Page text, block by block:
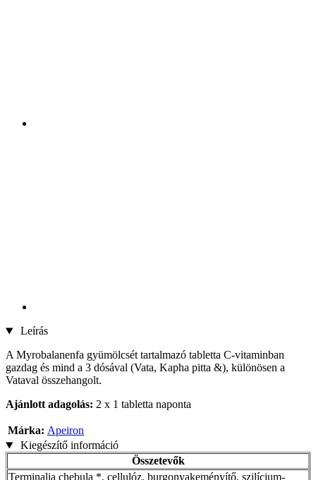
Leírás
A Myrobalanenfa gyümölcsét tartalmazó tabletta C-vitaminban
gazdag és mind a 3 dósával (Vata, Kapha pitta &), különösen a
Vataval összehangolt.
Ajánlott adagolás: 2 x 1 tabletta naponta
Márka: Apeiron
Kiegészítő információ
Összetevők
Terminalia chebula *, cellulóz, burgonyakeményítő, szilícium-